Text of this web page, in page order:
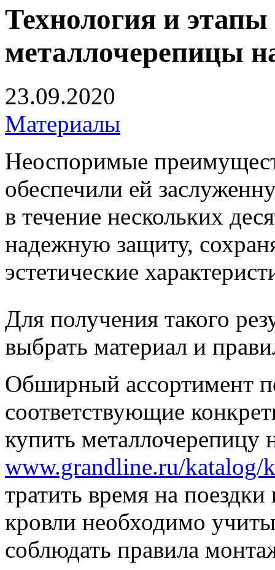
Технология и
металлочерепицы
23.09.2020
Материалы
Неоспоримые
обеспечили ей
в течение нескольких
надежную защиту,
эстетические
Для получения такого
выбрать материал и
Обширный ассортимент
соответствующие
купить металлочерепицу
www.grandline.ru/katalog/
тратить время на
кровли необходимо
соблюдать правила